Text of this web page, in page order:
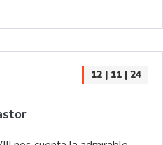
12 | 11 | 24